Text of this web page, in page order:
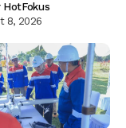
HotFokus
8, 2026